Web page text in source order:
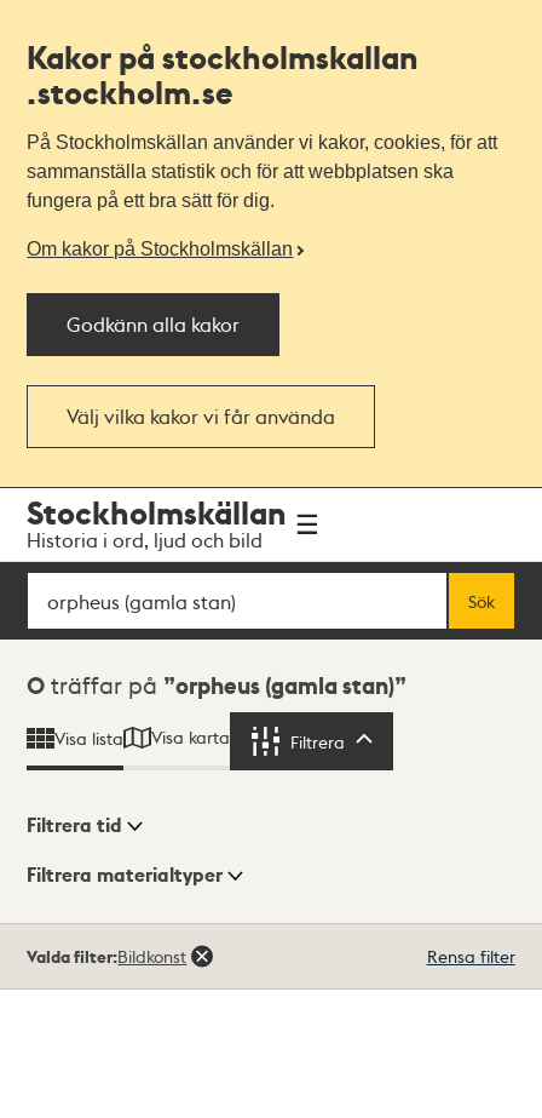
Kakor på stockholmskallan
.stockholm.se
På Stockholmskällan använder vi kakor, cookies, för att
sammanställa statistik och för att webbplatsen ska
fungera på ett bra sätt för dig.
Om kakor på Stockholmskällan
Godkänn alla kakor
Välj vilka kakor vi får använda
navigationen
huvudinnehållet
Stockholmskällan
Historia i ord, ljud och bild
Sök
Sök
Sökresultat
0 träffar på orpheus (gamla stan)
Visa lista Visa karta Filtrera
Visningsläge
Filtrera tid
Filtrera materialtyper
träffar
Valda filter:Bildkonst Rensa filter